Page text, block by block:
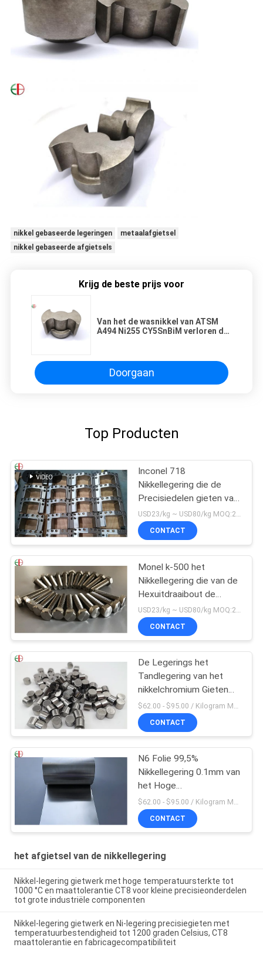
nikkel gebaseerde legeringen
metaalafgietsel
nikkel gebaseerde afgietsels
Krijg de beste prijs voor
Van het de wasnikkel van ATSM
A494 Ni255 CY5SnBiM verloren de
Doorgaan
Top Producten
Inconel 718
Nikkellegering die de
Precisiedelen gieten van
AMS 53830 UNS
N07718
USD23/kg ~ USD80/kg MOQ:20 kg
CONTACT
Monel k-500 het
Nikkellegering die van de
Hexuitdraaibout de
Bouten & de Noten de
Bevestigingsmiddelen
van Monel K500 van
USD23/kg ~ USD80/kg MOQ:20 kg
CONTACT
De Legerings het
Tandlegering van het
nikkelchromium Gieten
met Hoge Hardheid
$62.00 - $95.00 / Kilogram MOQ:5 kilogram/Kilogram
CONTACT
N6 Folie 99,5%
Nikkellegering 0.1mm van
het Hoge
Zuiverheidsnikkel de Rol
van de Diktestrook
CONTACT
het afgietsel van de nikkellegering
Nikkel-legering gietwerk met hoge temperatuursterkte tot
1000 °C en maattolerantie CT8 voor kleine precisieonderdelen
tot grote industriële componenten
Nikkel-legering gietwerk en Ni-legering precisiegieten met
temperatuurbestendigheid tot 1200 graden Celsius, CT8
maattolerantie en fabricagecompatibiliteit